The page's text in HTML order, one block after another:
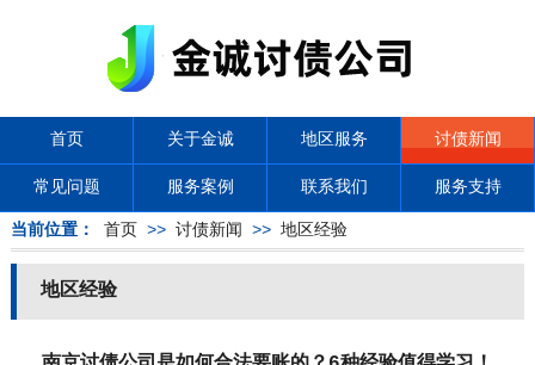
首页 关于金诚 地区服务 讨债新闻
常见问题 服务案例 联系我们 服务支持
当前位置： 首页 >> 讨债新闻 >> 地区经验
地区经验